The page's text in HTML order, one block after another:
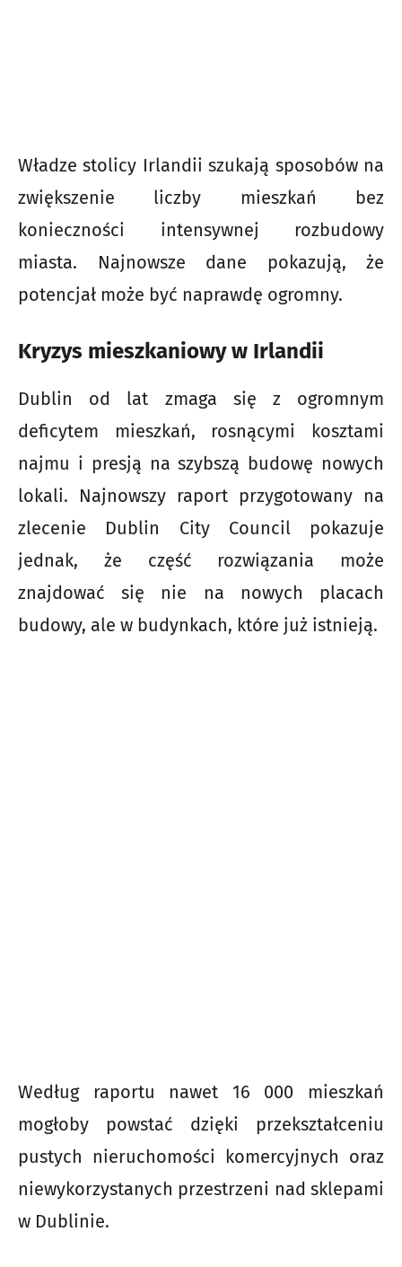
Władze stolicy Irlandii szukają sposobów na
zwiększenie liczby mieszkań bez
konieczności intensywnej rozbudowy
miasta. Najnowsze dane pokazują, że
potencjał może być naprawdę ogromny.
Kryzys mieszkaniowy w Irlandii
Dublin od lat zmaga się z ogromnym
deficytem mieszkań, rosnącymi kosztami
najmu i presją na szybszą budowę nowych
lokali. Najnowszy raport przygotowany na
zlecenie Dublin City Council pokazuje
jednak, że część rozwiązania może
znajdować się nie na nowych placach
budowy, ale w budynkach, które już istnieją.
Według raportu nawet 16 000 mieszkań
mogłoby powstać dzięki przekształceniu
pustych nieruchomości komercyjnych oraz
niewykorzystanych przestrzeni nad sklepami
w Dublinie.